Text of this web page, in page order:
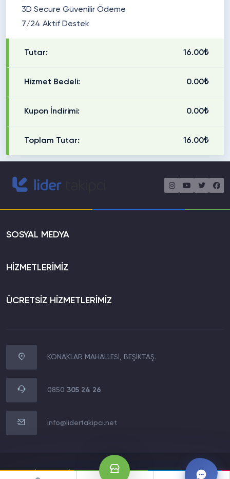
3D Secure Güvenilir Ödeme
7/24 Aktif Destek
Tutar: 16.00₺
Hizmet Bedeli: 0.00₺
Kupon İndirimi: 0.00₺
Toplam Tutar: 16.00₺
SOSYAL MEDYA
HİZMETLERİMİZ
ÜCRETSİZ HİZMETLERİMİZ
KONAKLAR MAHALLESİ, BEŞİKTAŞ.
0850 305 24 26
info@lidertakipci.net
2020 LİDERMEDİA TECHNOLOGY LTD.Tüm Hakları Saklıdır.
WhatsApp İletişim
Müşteri Destek Hattı
E-Posta Destek Hattı